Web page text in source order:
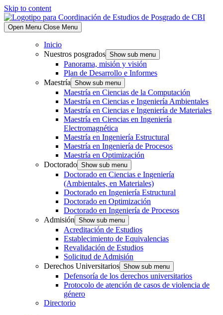
Skip to content
Open Menu Close Menu
Inicio
Nuestros posgrados Show sub menu
Panorama, misión y visión
Plan de Desarrollo e Informes
Maestría Show sub menu
Maestría en Ciencias de la Computación
Maestría en Ciencias e Ingeniería Ambientales
Maestría en Ciencias e Ingeniería de Materiales
Maestría en Ciencias en Ingeniería
Electromagnética
Maestría en Ingeniería Estructural
Maestría en Ingeniería de Procesos
Maestría en Optimización
Doctorado Show sub menu
Doctorado en Ciencias e Ingeniería
(Ambientales, en Materiales)
Doctorado en Ingeniería Estructural
Doctorado en Optimización
Doctorado en Ingeniería de Procesos
Admisión Show sub menu
Acreditación de Estudios
Establecimiento de Equivalencias
Revalidación de Estudios
Solicitud de Admisión
Derechos Universitarios Show sub menu
Defensoría de los derechos universitarios
Protocolo de atención de casos de violencia de
género
Directorio